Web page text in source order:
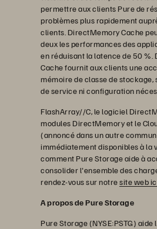
permettre aux clients Pure de
problèmes plus rapidement
clients. DirectMemory Cache
deux les performances des
en réduisant la latence de 50
Cache fournit aux clients une
mémoire de classe de
de service ni configuration
FlashArray//C, le logiciel
modules DirectMemory et le
(annoncé dans un autre
immédiatement disponibles à la
comment Pure Storage aide à
consolider l'ensemble des
rendez-vous sur notresite web
A propos de Pure Storage
Pure Storage (NYSE:PSTG)